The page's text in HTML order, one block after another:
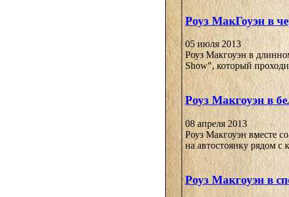
Роуз МакГоуэн в
05 июля 2013
Роуз Макгоуэн в
Show", который
Роуз Макгоуэн в
08 апреля 2013
Роуз Макгоуэн вместе
на автостоянку рядом с
Роуз Макгоуэн в